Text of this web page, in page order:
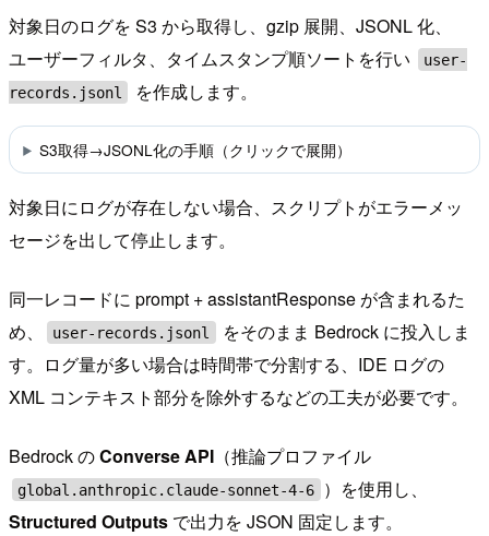
対象日のログを S3 から取得し、gzip 展開、JSONL 化、
ユーザーフィルタ、タイムスタンプ順ソートを行い
user-
records.jsonl
を作成します。
S3取得→JSONL化の手順（クリックで展開）
対象日にログが存在しない場合、スクリプトがエラーメッ
セージを出して停止します。
同一レコードに prompt + assistantResponse が含まれるた
め、
user-records.jsonl
をそのまま Bedrock に投入しま
す。ログ量が多い場合は時間帯で分割する、IDE ログの
XML コンテキスト部分を除外するなどの工夫が必要です。
Bedrock のConverse API （推論プロファイル
global.anthropic.claude-sonnet-4-6
）を使用し、
Structured Outputs で出力を JSON 固定します。